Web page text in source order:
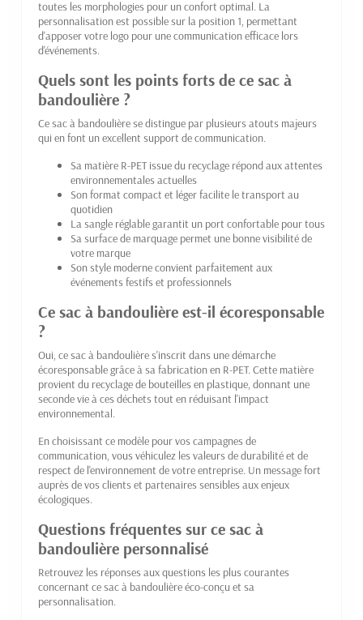
toutes les morphologies pour un confort optimal. La
personnalisation est possible sur la position 1, permettant
d'apposer votre logo pour une communication efficace lors
d'événements.
Quels sont les points forts de ce sac à
bandoulière ?
Ce sac à bandoulière se distingue par plusieurs atouts majeurs
qui en font un excellent support de communication.
Sa matière R-PET issue du recyclage répond aux attentes
environnementales actuelles
Son format compact et léger facilite le transport au
quotidien
La sangle réglable garantit un port confortable pour tous
Sa surface de marquage permet une bonne visibilité de
votre marque
Son style moderne convient parfaitement aux
événements festifs et professionnels
Ce sac à bandoulière est-il écoresponsable
?
Oui, ce sac à bandoulière s'inscrit dans une démarche
écoresponsable grâce à sa fabrication en R-PET. Cette matière
provient du recyclage de bouteilles en plastique, donnant une
seconde vie à ces déchets tout en réduisant l'impact
environnemental.
En choisissant ce modèle pour vos campagnes de
communication, vous véhiculez les valeurs de durabilité et de
respect de l'environnement de votre entreprise. Un message fort
auprès de vos clients et partenaires sensibles aux enjeux
écologiques.
Questions fréquentes sur ce sac à
bandoulière personnalisé
Retrouvez les réponses aux questions les plus courantes
concernant ce sac à bandoulière éco-conçu et sa
personnalisation.